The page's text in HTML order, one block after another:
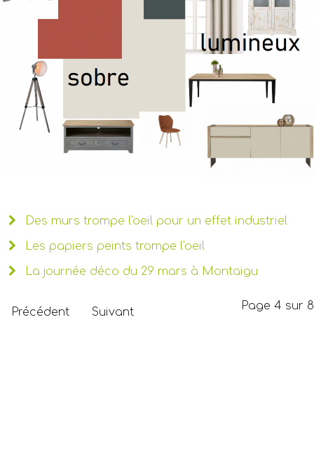
Des murs trompe l'oeil pour un effet industriel
Les papiers peints trompe l'oeil
La journée déco du 29 mars à Montaigu
Page 4 sur 8
Précédent Suivant